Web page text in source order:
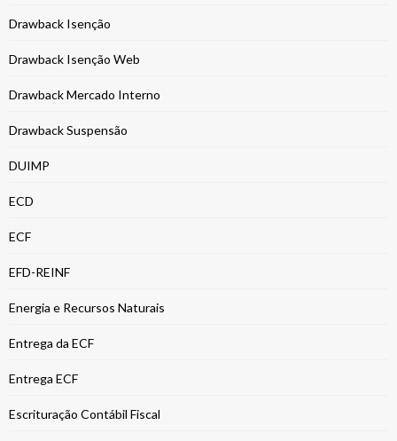
Drawback Isenção
Drawback Isenção Web
Drawback Mercado Interno
Drawback Suspensão
DUIMP
ECD
ECF
EFD-REINF
Energia e Recursos Naturais
Entrega da ECF
Entrega ECF
Escrituração Contábil Fiscal